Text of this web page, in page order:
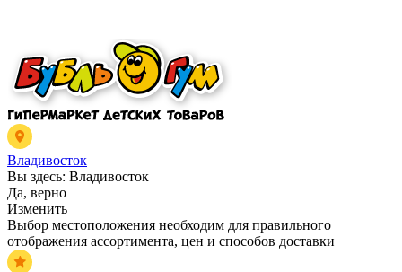
Владивосток
Вы здесь: Владивосток
Да, верно
Изменить
Выбор местоположения необходим для правильного
отображения ассортимента, цен и способов доставки